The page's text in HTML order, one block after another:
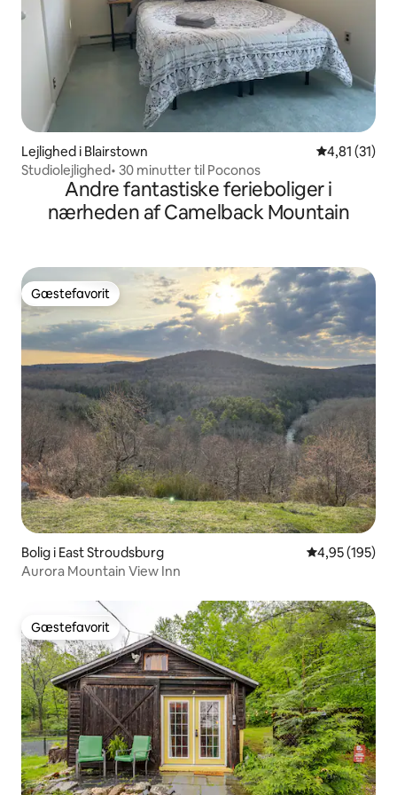
Lejlighed i Blairstown 4,81 ud af 5
4,81 (31)
Studiolejlighed• 30 minutter til Poconos
Andre fantastiske ferieboliger i
nærheden af Camelback Mountain
Gæstefavorit
Gæstefavorit
Bolig i East Stroudsburg 4,95 ud af 5 i
4,95 (195)
Aurora Mountain View Inn
Gæstefavorit
Gæstefavorit